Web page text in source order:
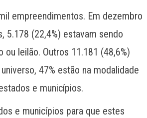
empreendimentos. Em dezembro
5.178 (22,4%) estavam sendo
leilão. Outros 11.181 (48,6%)
47% estão na modalidade
e municípios.
e municípios para que estes